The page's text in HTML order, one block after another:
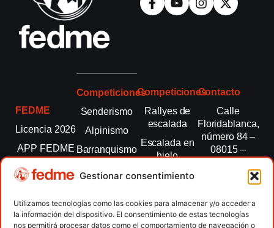
Gestionar consentimiento
Utilizamos tecnologías como las cookies para almacenar y/o acceder a
la información del dispositivo. El consentimiento de estas tecnologías
nos permitirá procesar datos como el comportamiento de navegación o
FEDME
Licencia 2026
APP FEDME
Transparencia
autonómicas
Clubes
Competiciones
Senderismo
Alpinismo
Barranquismo
montaña
Escalada
Escalada
Competiciones
Rallyes de
escalada
Escalada en
hielo
Esquí de
Marcha
Nórdica
Contacto
Calle
Floridablanca,
número 84 –
08015 –
fedme@fedme.es
934 264 267